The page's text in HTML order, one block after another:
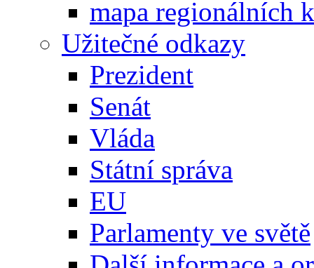
mapa regionálních
Užitečné odkazy
Prezident
Senát
Vláda
Státní správa
EU
Parlamenty ve světě